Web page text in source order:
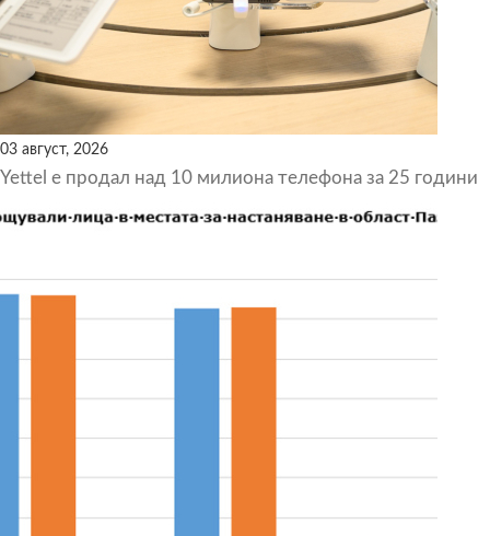
03 август, 2026
Yettel е продал над 10 милиона телефона за 25 години